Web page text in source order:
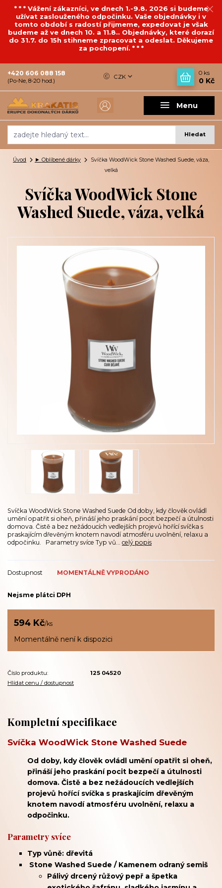
* * * Vážení zákazníci, ve dnech 1.-9.8. 2026 si budeme
užívat zaslouženého odpočinku. Vaše objednávky i v
tomto období s radostí přijmeme, expedovat je však
budeme až ve dnech 10. a 11.8.. Objednávky, které dorazí
do 31.7. do 15h stihneme zpracovat a odeslat. Děkujeme
za pochopení. * * *
Menu
CZK
Hledat
+420 606 088 158
(Po-Ne, 8-20 hod.)
0 ks
0 Kč
Úvod ► Oblíbené dárky
Svíčka WoodWick Stone Washed Suede, váza,
velká
Svíčka WoodWick Stone
Washed Suede, váza, velká
Svíčka WoodWick Stone Washed Suede Od doby, kdy člověk ovládl
umění opatřit si oheň, přináší jeho praskání pocit bezpečí a útulnosti
domova. Čistě a bez nežádoucích vedlejších projevů hořící svíčka s
praskajícím dřevěným knotem navodí atmosféru uvolnění, relaxu a
odpočinku. Parametry svíce Typ vů... celý popis
Dostupnost MOMENTÁLNĚ VYPRODÁNO
Nejsme plátci DPH
594 Kč/ks
Momentálně není k dispozici
Číslo produktu:
125 04520
Hlídat cenu / dostupnost
Kompletní specifikace
Svíčka WoodWick Stone Washed Suede
Od doby, kdy člověk ovládl umění opatřit si oheň,
přináší jeho praskání pocit bezpečí a útulnosti
domova. Čistě a bez nežádoucích vedlejších
projevů hořící svíčka s praskajícím dřevěným
knotem navodí atmosféru uvolnění, relaxu a
odpočinku.
Parametry svíce
Typ vůně: dřevitá
Stone Washed Suede / Kamenem odraný semiš
Pálivý drcený růžový pepř a špetka